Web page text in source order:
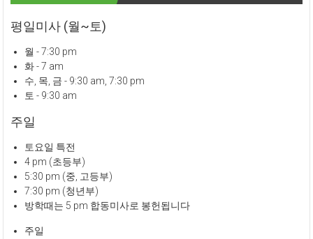
평일미사 (월~토)
월 - 7:30 pm
화 - 7 am
수, 목, 금 - 9:30 am, 7:30 pm
토 - 9:30 am
주일
토요일 특전
4 pm (초등부)
5:30 pm (중, 고등부)
7:30 pm (청년부)
방학때는 5 pm 합동미사로 봉헌됩니다
주일